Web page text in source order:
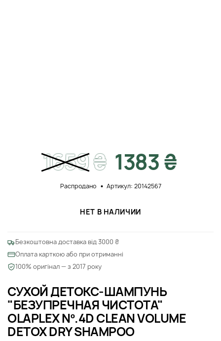
СУХОЙ ДЕТОКС-ШАМПУНЬ
"БЕЗУПРЕЧНАЯ ЧИСТОТА"
OLAPLEX Nº.4D CLEAN VOLUME
DETOX DRY SHAMPOO
1659₴ 1383 ₴
Распродано Артикул: 20142567
НЕТ В НАЛИЧИИ
Безкоштовна доставка від 3000 ₴
Оплата карткою або при отриманні
100% оригінал — з 2017 року